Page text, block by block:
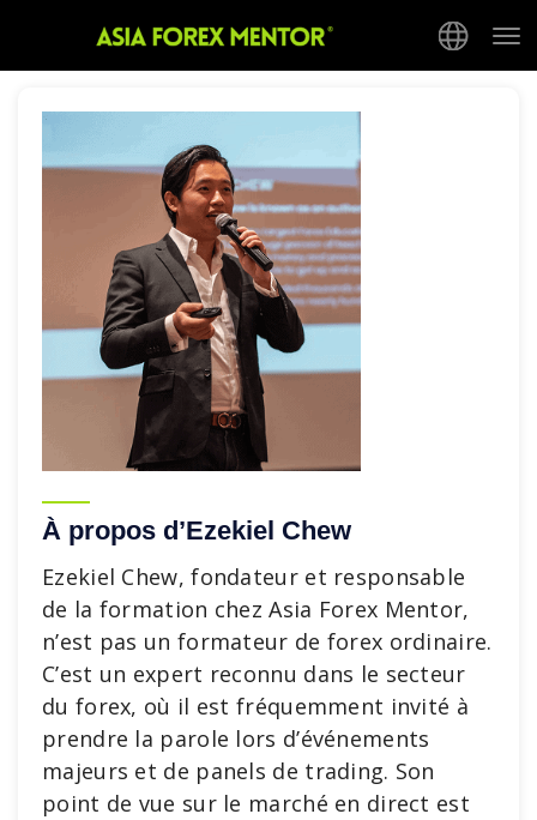
À propos d’Ezekiel Chew
Ezekiel Chew, fondateur et responsable
de la formation chez Asia Forex Mentor,
n’est pas un formateur de forex ordinaire.
C’est un expert reconnu dans le secteur
du forex, où il est fréquemment invité à
prendre la parole lors d’événements
majeurs et de panels de trading. Son
point de vue sur le marché en direct est